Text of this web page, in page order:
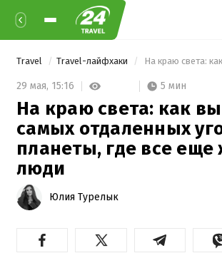
Travel Travel-лайфхаки
29 мая, 15:16 5 мин
На краю света: как
самых отдаленных
планеты, где все еще
люди
Юлия Турелык